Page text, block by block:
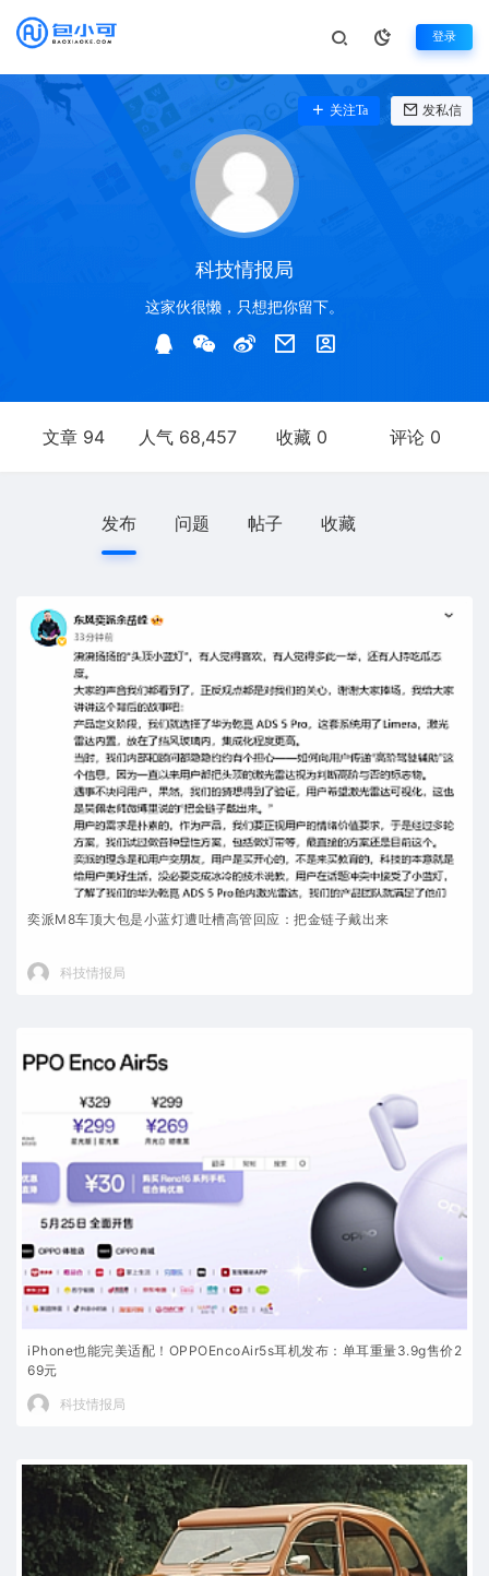
登录
关注Ta 发私信
科技情报局
这家伙很懒，只想把你留下。
文章 94 人气 68,457 收藏 0 评论 0
发布 问题 帖子 收藏
奕派M8车顶大包是小蓝灯遭吐槽高管回应：把金链子戴出来
科技情报局
iPhone也能完美适配！OPPOEncoAir5s耳机发布：单耳重量3.9g售价2
69元
科技情报局